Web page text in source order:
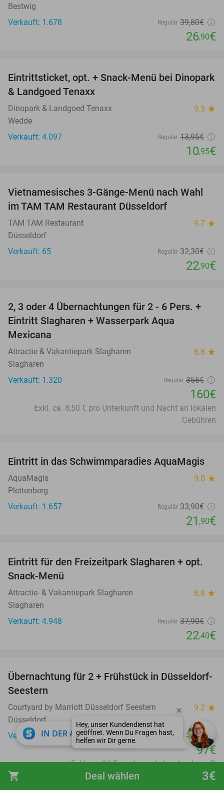
shopping_cart 3€
Deal wählen
Bestwig
Verkauft: 1.678
Regulär 39,80€
26,90€
22%
Eintrittsticket, opt. + Snack-Menü bei Dinopark
& Landgoed Tenaxx
Dinopark & Landgoed Tenaxx 9.3 star
Wedde
Verkauft: 4.097
Regulär 13,95€
10,95€
29%
Vietnamesisches 3-Gänge-Menü nach Wahl
im TAM TAM Restaurant Düsseldorf
TAM TAM Restaurant 9.7 star
Düsseldorf
Verkauft: 65
Regulär 32,30€
22,90€
55%
2, 3 oder 4 Übernachtungen für 2 - 6 Pers. +
Eintritt Slagharen + Wasserpark Aqua
Mexicana
Attractie & Vakantiepark Slagharen 8.8 star
Slagharen
Verkauft: 1.320
Regulär 355€
160€
Exkl. ca. 8,50 € pro Unterkunft und Nacht an lokalen
Gebühren
35%
Eintritt in das Schwimmparadies AquaMagis
AquaMagis 9.0 star
Plettenberg
Verkauft: 1.657
Regulär 33,90€
21 ,90€
41%
Eintritt für den Freizeitpark Slagharen + opt.
Snack-Menü
Attractie- & Vakantiepark Slagharen 8.8 star
Slagharen
Verkauft: 4.948
Regulär 37,90€
22,40€
40%
Übernachtung für 2 + Frühstück in Düsseldorf-
Seestern
Courtyard by Marriott Düsseldorf Seestern 9.2 star
Düsseldorf
Verkauft: 443
Regulär 162€
97€
Exkl. ca. 3€ Fremdenverkehrsabgabe p. P.
favorite_border
IN DER APP ÖFFNEN close